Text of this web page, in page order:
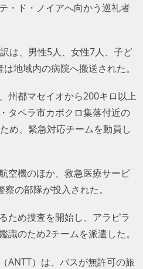
・ド・ノイアへ向かう巡礼者
は、男性5人、女性7人、子ど
地域内の病院へ搬送された。
州都マセイオから200キロ以上
タペラ市カボクロ集落付近の
め、緊急対応チームを動員し
空機のほか、救急医療サービ
の部隊が投入された。
ため捜査を開始し、アラピラ
識のため2チームを派遣した。
ANTT）は、バスが無許可の旅